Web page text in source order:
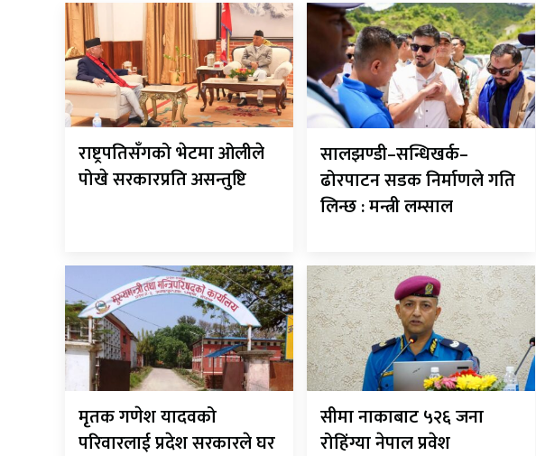
राष्ट्रपतिसँगको भेटमा ओलीले
पोखे सरकारप्रति असन्तुष्टि
सालझण्डी–सन्धिखर्क–
ढोरपाटन सडक निर्माणले गति
लिन्छ : मन्त्री लम्साल
मृतक गणेश यादवको
परिवारलाई प्रदेश सरकारले घर
सीमा नाकाबाट ५२६ जना
रोहिंग्या नेपाल प्रवेश